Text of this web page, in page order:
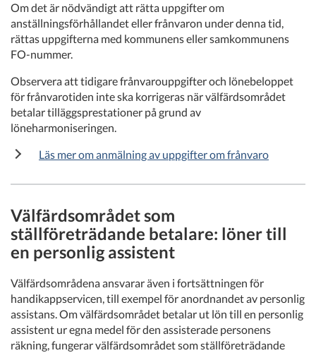
Om det är nödvändigt att rätta uppgifter om
anställningsförhållandet eller frånvaron under denna tid,
rättas uppgifterna med kommunens eller samkommunens
FO-nummer.
Observera att tidigare frånvarouppgifter och lönebeloppet
för frånvarotiden inte ska korrigeras när välfärdsområdet
betalar tilläggsprestationer på grund av
löneharmoniseringen.
Läs mer om anmälning av uppgifter om frånvaro
Välfärdsområdet som
ställföreträdande betalare: löner till
en personlig assistent
Välfärdsområdena ansvarar även i fortsättningen för
handikappservicen, till exempel för anordnandet av personlig
assistans. Om välfärdsområdet betalar ut lön till en personlig
assistent ur egna medel för den assisterade personens
räkning, fungerar välfärdsområdet som ställföreträdande